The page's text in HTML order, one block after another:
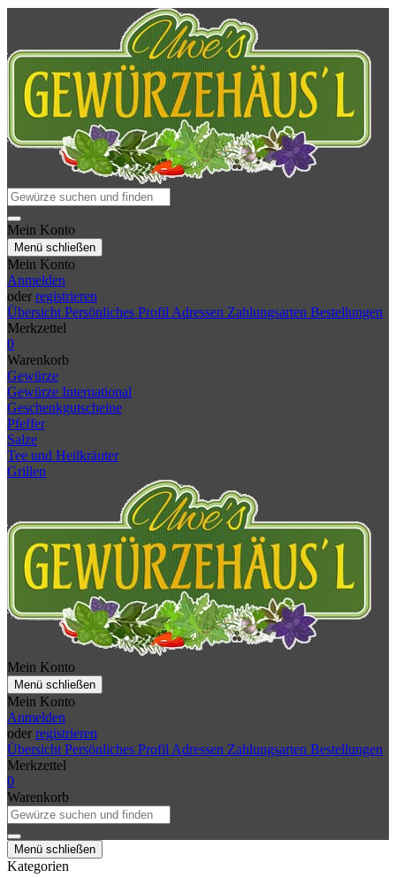
Mein Konto
Menü schließen
Mein Konto
Anmelden
oder registrieren
Übersicht Persönliches Profil Adressen Zahlungsarten Bestellungen
Merkzettel
0
Warenkorb
Gewürze
Gewürze International
Geschenkgutscheine
Pfeffer
Salze
Tee und Heilkräuter
Grillen
Mein Konto
Menü schließen
Mein Konto
Anmelden
oder registrieren
Übersicht Persönliches Profil Adressen Zahlungsarten Bestellungen
Merkzettel
0
Warenkorb
Menü schließen
Kategorien